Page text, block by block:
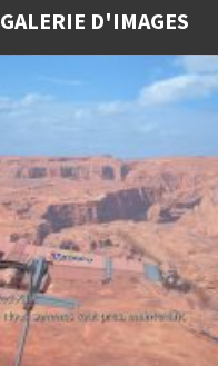
GALERIE D'IMAGES